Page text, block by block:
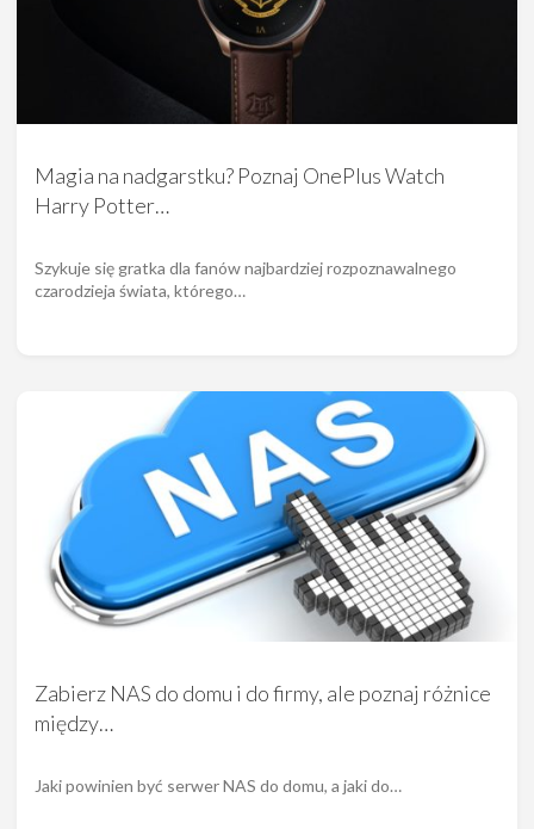
Magia na nadgarstku? Poznaj OnePlus Watch
Harry Potter…
Szykuje się gratka dla fanów najbardziej rozpoznawalnego
czarodzieja świata, którego…
Zabierz NAS do domu i do firmy, ale poznaj różnice
między…
Jaki powinien być serwer NAS do domu, a jaki do…